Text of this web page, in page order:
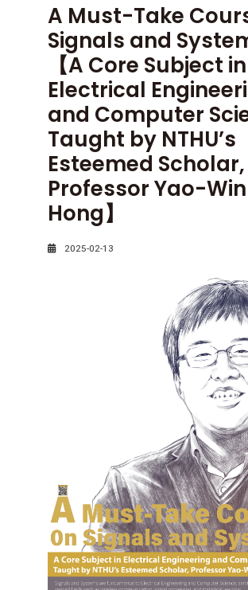
A Must-Take
Signals and
【A Core Subject in
Electrical
and Computer
Taught by NTHU’s
Esteemed Scholar,
Professor Yao-
Hong】
2025-02-13